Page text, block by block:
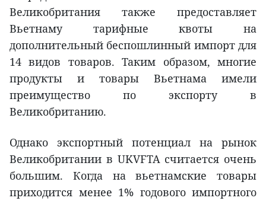
Великобритания также предоставляет
Вьетнаму тарифные квоты на
дополнительный беспошлинный импорт для
14 видов товаров. Таким образом, многие
продукты и товары Вьетнама имели
преимущество по экспорту в
Великобританию.
Однако экспортный потенциал на рынок
Великобритании в UKVFTA считается очень
большим. Когда на вьетнамские товары
приходится менее 1% годового импортного